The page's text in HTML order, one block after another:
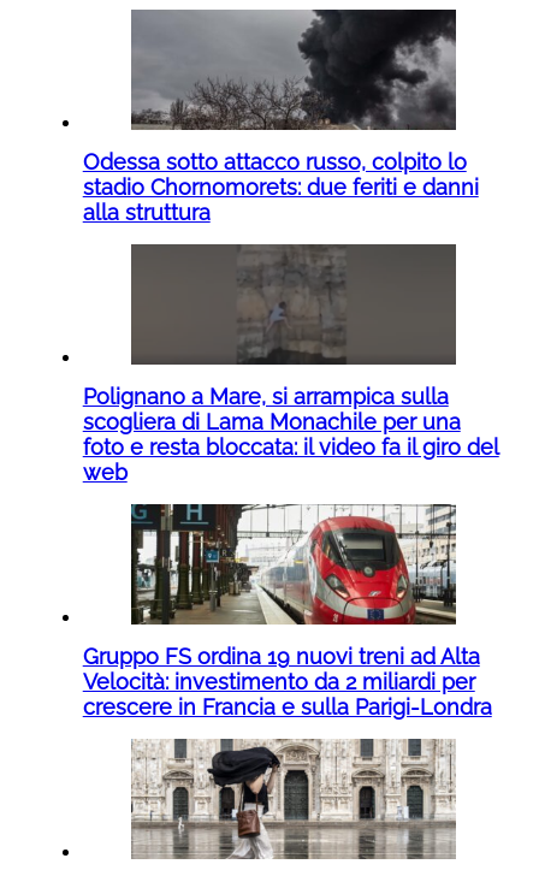
Odessa sotto attacco russo, colpito lo
stadio Chornomorets: due feriti e danni
alla struttura
Polignano a Mare, si arrampica sulla
scogliera di Lama Monachile per una
foto e resta bloccata: il video fa il giro del
web
Gruppo FS ordina 19 nuovi treni ad Alta
Velocità: investimento da 2 miliardi per
crescere in Francia e sulla Parigi-Londra